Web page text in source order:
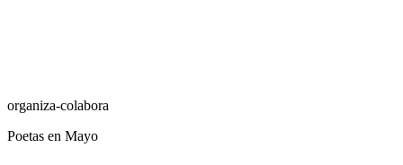
organiza-colabora
Poetas en Mayo